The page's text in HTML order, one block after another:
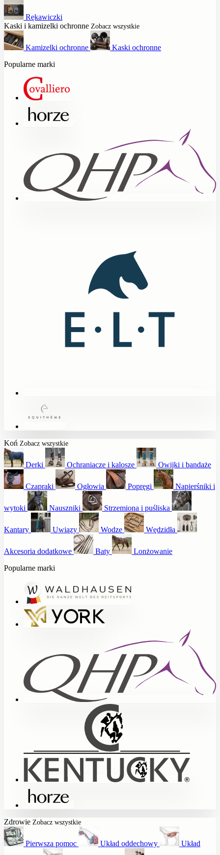
Rękawiczki
Kaski i kamizelki ochronne Zobacz wszystkie
Kamizelki ochronne
Kaski ochronne
Popularne marki
Koń Zobacz wszystkie
Derki Ochraniacze i kalosze Owijki i bandaże
Czapraki Ogłowia Popręgi Napierśniki i
wytoki Nauszniki Strzemiona i puśliska
Kantary Uwiązy Wodze Wędzidła
Akcesoria dodatkowe Baty
Lonżowanie
Popularne marki
Zdrowie Zobacz wszystkie
Pierwsza pomoc Układ oddechowy Układ